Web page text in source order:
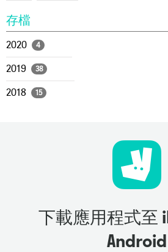
存檔
2020 4
2019 38
2018 15
下載應用程式至
Android